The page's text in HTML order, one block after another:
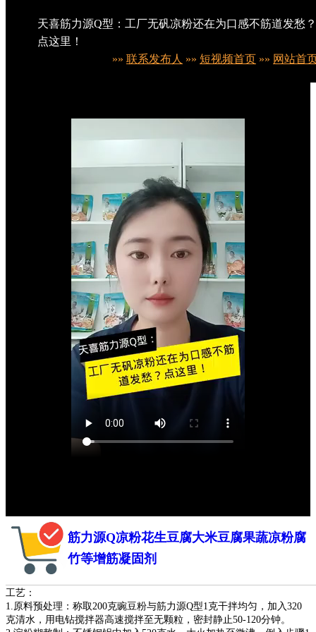
天喜筋力源Q型：工厂无矾凉粉还在为口感不筋道发愁？
点这里！
»» 联系发布人 »» 短视频首页 »» 网站首
筋力源Q凉粉花生豆腐大米豆腐果蔬凉粉腐
竹等增筋凝固剂
工艺：
1.原料预处理：称取200克豌豆粉与筋力源Q型1克干拌均匀，加入320
克清水，用电钻搅拌器高速搅拌至无颗粒，密封静止50-120分钟。